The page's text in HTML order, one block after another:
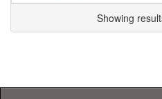
Showing